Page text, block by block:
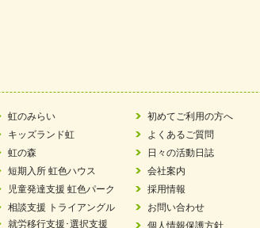
虹のみらい
キッズランド虹
虹の森
短期入所 虹色ハウス
児童発達支援 虹色パーク
相談支援 トライアングル
就労移行支援･選択支援
初めてご利用の方へ
よくあるご質問
日々の活動日誌
会社案内
採用情報
お問い合わせ
個人情報保護方針